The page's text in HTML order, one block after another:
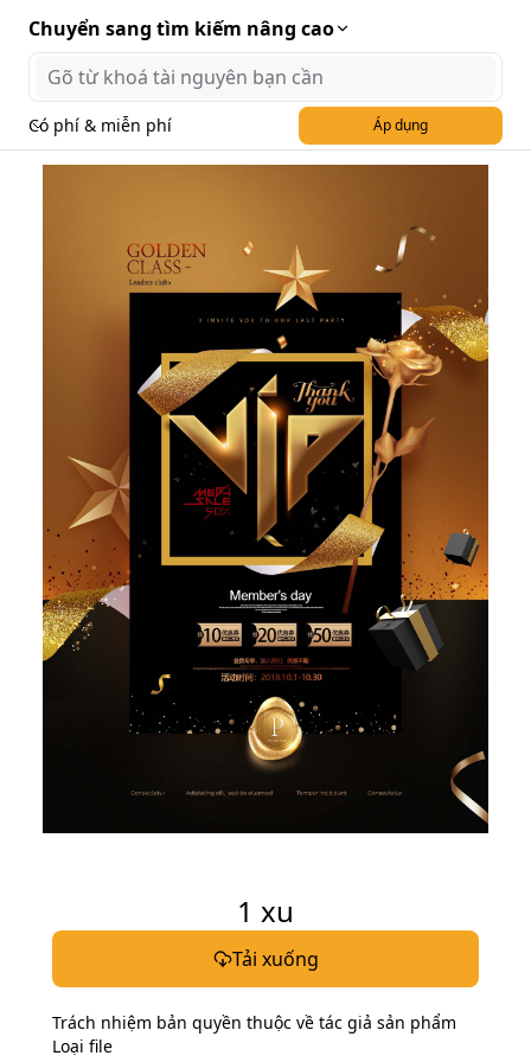
Chuyển sang tìm kiếm nâng cao
Có phí & miễn phí Áp dụng
Poster quà tặng mỹ phẩm
PSD
Tag liên quan
banner mỹ phẩm
nền banner mỹ phẩm
poster mỹ phẩm
standee mỹ phẩm
background mỹ phẩm
background chụp mỹ phẩm
background vector mỹ phẩm
1 xu
Tải xuống
Trách nhiệm bản quyền thuộc về tác giả sản phẩm
Loại file